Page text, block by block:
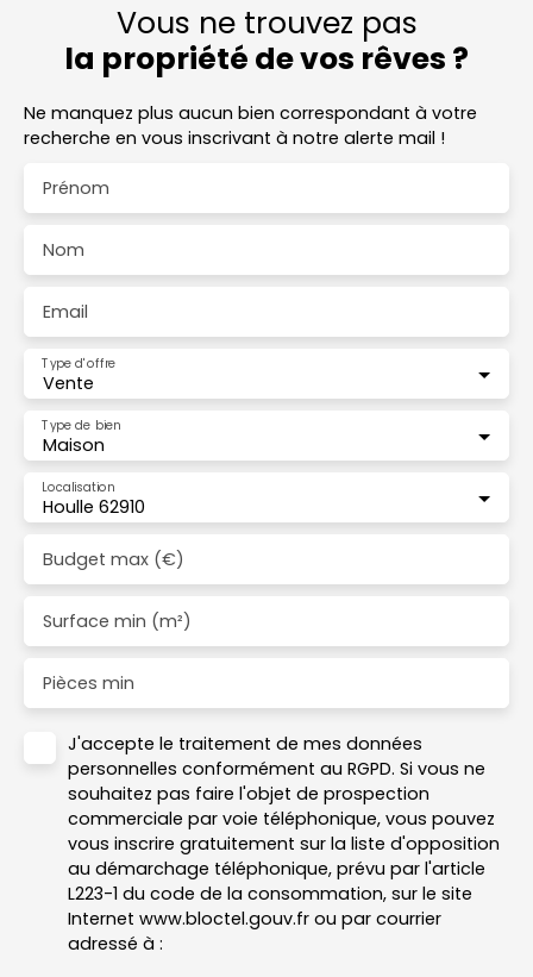
Vous ne trouvez pas
la propriété de vos rêves ?
Ne manquez plus aucun bien correspondant à votre
recherche en vous inscrivant à notre alerte mail !
Prénom
Nom
Email
Vente
Type d'offre
Maison
Type de bien
Houlle 62910
Localisation
Budget max (€)
Surface min (m²)
Pièces min
J'accepte le traitement de mes données
personnelles conformément au RGPD. Si vous ne
souhaitez pas faire l'objet de prospection
commerciale par voie téléphonique, vous pouvez
vous inscrire gratuitement sur la liste d'opposition
au démarchage téléphonique, prévu par l'article
L223-1 du code de la consommation, sur le site
Internet www.bloctel.gouv.fr ou par courrier
adressé à :